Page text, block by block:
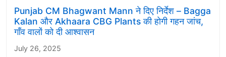
Punjab CM Bhagwant Mann ने दिए निर्देश – Bagga
Kalan और Akhaara CBG Plants की होगी गहन जांच,
गाँव वालों को दी आश्वासन
July 26, 2025